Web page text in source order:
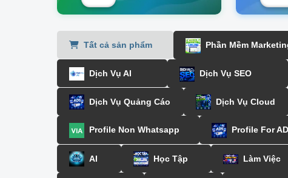
Tất cả sản phẩm Phần Mềm
Dịch Vụ AI Dịch Vụ SEO
Dịch Vụ Quảng Cáo Dịch Vụ Cloud
Profile Non Whatsapp Profile For
AI Học Tập Làm Việc